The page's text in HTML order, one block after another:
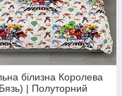
білизна Королева
| Полуторний